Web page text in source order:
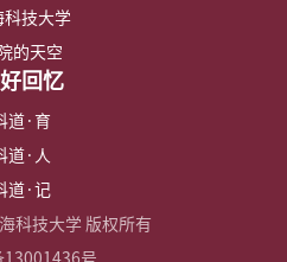
科技大学
的天空
回忆
道·育
道·人
道·记
科技大学 版权所有